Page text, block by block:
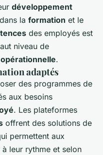
développement
la formation et le
des employés est
niveau de
.
adaptés
des programmes de
aux besoins
. Les plateformes
offrent des solutions de
permettent aux
leur rythme et selon